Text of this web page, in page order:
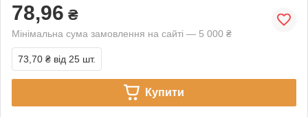
78,96 ₴
Мінімальна сума замовлення на сайті — 5 000 ₴
73,70 ₴ від 25 шт.
Купити